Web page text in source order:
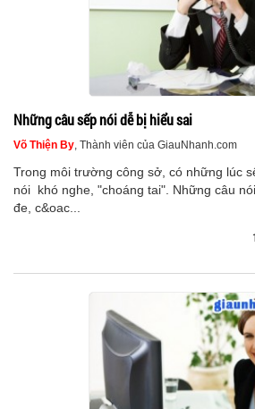
Những câu sếp nói dễ bị hiểu sai
Võ Thiện By, Thành viên của GiauNhanh.com
Trong môi trường công sở, có những lúc
nói khó nghe, "choáng tai". Những câu
đe, c&oac...